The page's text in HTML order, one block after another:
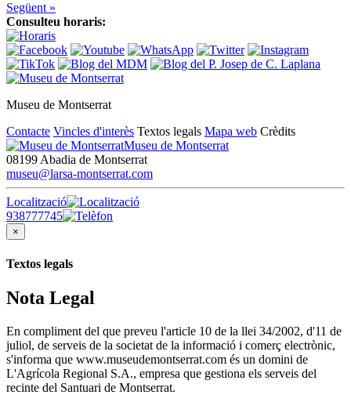
Següent »
Consulteu horaris:
Museu de Montserrat
Contacte Vincles d'interès Textos legals Mapa web Crèdits
Museu de Montserrat
08199 Abadia de Montserrat
museu@larsa-montserrat.com
Localització
938777745
×
Textos legals
Nota Legal
En compliment del que preveu l'article 10 de la llei 34/2002, d'11 de
juliol, de serveis de la societat de la informació i comerç electrònic,
s'informa que www.museudemontserrat.com és un domini de
L'Agrícola Regional S.A., empresa que gestiona els serveis del
recinte del Santuari de Montserrat.